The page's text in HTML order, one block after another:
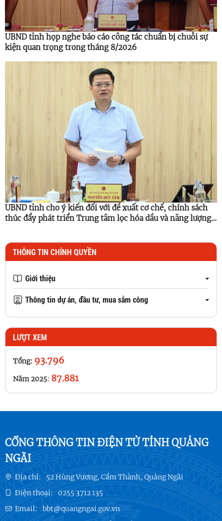
UBND tỉnh họp nghe báo cáo công tác chuẩn bị chuỗi sự
kiện quan trọng trong tháng 8/2026
UBND tỉnh cho ý kiến đối với đề xuất cơ chế, chính sách
thúc đẩy phát triển Trung tâm lọc hóa dầu và năng lượng
THÔNG TIN CHÍNH QUYỀN
Giới thiệu
Thông tin dự án, đầu tư, mua sắm công
LƯỢT XEM
Tổng: 93.796
Năm 2025: 87.881
CỔNG THÔNG TIN ĐIỆN TỬ TỈNH QUẢNG
NGÃI
Địa chỉ: 52 Hùng Vương, Cẩm Thành, Quảng Ngãi
Điện thoại: 0255 3712 135
Email: bbt@quangngai.gov.vn